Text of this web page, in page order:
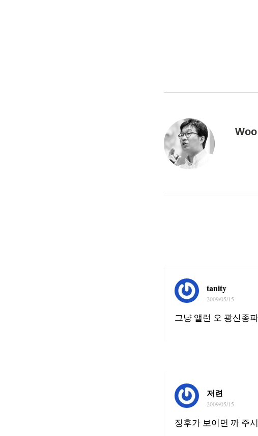
tanity
2009/05/15
그냥 앨런 오 광신종
저련
2009/05/15
징후가 보이면 까 주